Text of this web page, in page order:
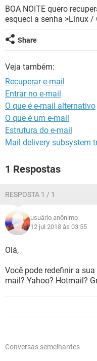
INSTAGRAM
GUIA DE COMPRAS
OUTLOOK
JOGOS
CELULAR
OUTLOOK
GUIA DE COMPRAS
BOA NOITE quero
esqueci a senha >Linux
Share
Veja também:
Recuperar e-mail
Entrar no e-mail
O que é e-mail alternativo
O que é um e-mail
Estrutura do e-mail
Mail delivery subsystem
1 Respostas
RESPOSTA 1 / 1
usuário anônimo
12 jul 2018 às 03:55
Olá,
Você pode redefinir a
mail? Yahoo? Hotmail?
Conversas semelhantes